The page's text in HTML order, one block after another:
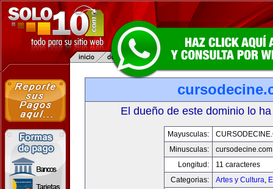
El dueño de este dominio lo
Mayusculas:
Minusculas:
cursodecine.com
Longitud:
11 caracteres
Categorias:
Artes y Cultura,